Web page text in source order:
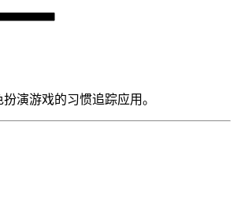
演游戏的习惯追踪应用。